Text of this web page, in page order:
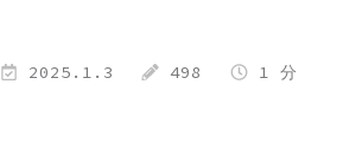
2025.1.3 498 1 分